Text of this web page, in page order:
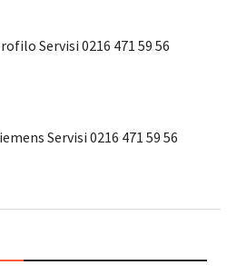
Servisi 0216 471 59 56
Servisi 0216 471 59 56